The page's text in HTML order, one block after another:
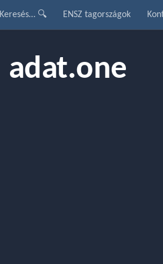
Keresés… 🔍 ENSZ tagországok
adat.one